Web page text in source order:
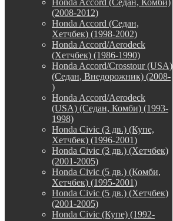
(2008-2012)
Honda Accord (Седан,
Хетчбек) (1998-2002)
Honda Accord/Aerodeck
(Хетчбек) (1986-1990)
Honda Accord/Crosstour (USA)
(Седан, Внедорожник) (2008-
)
Honda Accord/Аerodeck
(USA) (Седан, Комби) (1993-
1998)
Honda Civic (3 дв.) (Купе,
Хетчбек) (1996-2001)
Honda Civic (3 дв.) (Хетчбек)
(2001-2005)
Honda Civic (5 дв.) (Комби,
Хетчбек) (1995-2001)
Honda Civic (5 дв.) (Хетчбек)
(2001-2005)
Honda Civic (Купе) (1992-